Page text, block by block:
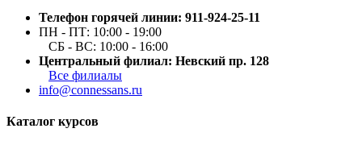
Телефон горячей линии: 911-924-25-11
ПН - ПТ: 10:00 - 19:00
СБ - ВС: 10:00 - 16:00
Центральный филиал: Невский пр. 128
Все филиалы
info@connessans.ru
Каталог курсов